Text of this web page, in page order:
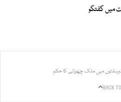
میں گفتگو
میں ملک چھوڑنے کا حکم
BACK